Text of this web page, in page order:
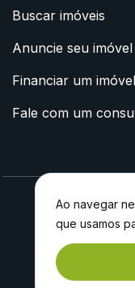
Buscar imóveis
Anuncie seu imóvel
Financiar um imóvel
Fale com um
Ao navegar
que usamos